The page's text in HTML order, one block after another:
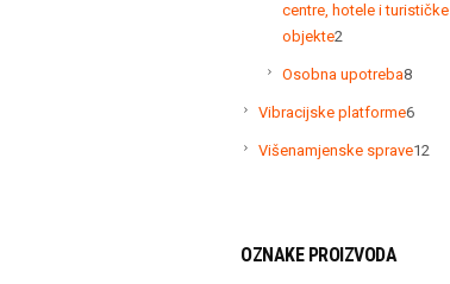
centre, hotele i turističke
objekte2
Osobna upotreba88
Vibracijske platforme66
Višenamjenske sprave12
OZNAKE PROIZVODA